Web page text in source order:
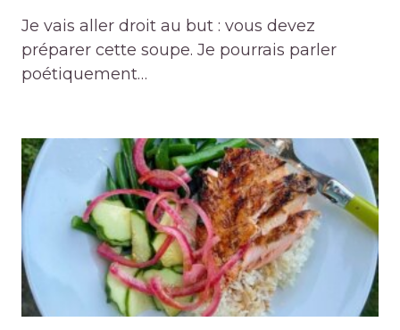
Je vais aller droit au but : vous devez
préparer cette soupe. Je pourrais parler
poétiquement…